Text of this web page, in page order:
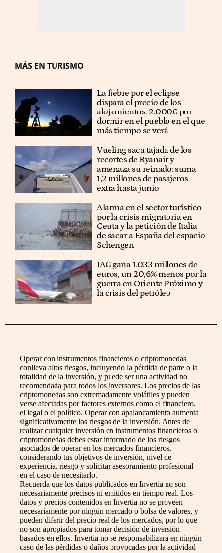
MÁS EN TURISMO
La fiebre por el eclipse
dispara el precio de los
alojamientos: 2.000€ por
dormir en el pueblo en el que
más tiempo se verá
Vueling saca tajada de los
recortes de Ryanair y
amenaza su reinado: suma
1,2 millones de pasajeros
extra hasta junio
Alarma en el sector turístico
por la crisis migratoria en
Ceuta y la petición de Italia
de sacar a España del espacio
Schengen
IAG gana 1.033 millones de
euros, un 20,6% menos por la
guerra en Oriente Próximo y
la crisis del petróleo
Operar con instrumentos financieros o criptomonedas
conlleva altos riesgos, incluyendo la pérdida de parte o la
totalidad de la inversión, y puede ser una actividad no
recomendada para todos los inversores. Los precios de las
criptomonedas son extremadamente volátiles y pueden
verse afectadas por factores externos como el financiero,
el legal o el político. Operar con apalancamiento aumenta
significativamente los riesgos de la inversión. Antes de
realizar cualquier inversión en instrumentos financieros o
criptomonedas debes estar informado de los riesgos
asociados de operar en los mercados financieros,
considerando tus objetivos de inversión, nivel de
experiencia, riesgo y solicitar asesoramiento profesional
en el caso de necesitarlo.
Recuerda que los datos publicados en Invertia no son
necesariamente precisos ni emitidos en tiempo real. Los
datos y precios contenidos en Invertia no se proveen
necesariamente por ningún mercado o bolsa de valores, y
pueden diferir del precio real de los mercados, por lo que
no son apropiados para tomar decisión de inversión
basados en ellos. Invertia no se responsabilizará en ningún
caso de las pérdidas o daños provocadas por la actividad